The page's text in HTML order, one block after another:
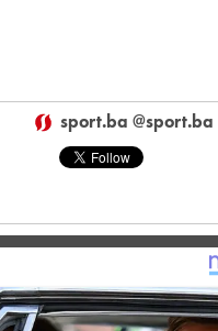
sport.ba @sport.ba